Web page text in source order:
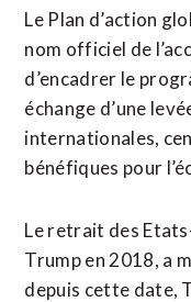
Le Plan d’action
nom officiel de
d’encadrer le
échange d’une
internationales,
bénéfiques pour
Le retrait des
Trump en 2018, a
depuis cette date,